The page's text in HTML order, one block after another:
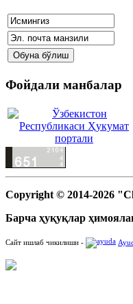
Фойдали манбалар
Copyright © 2014-2026
Барча ҳуқуқлар
Сайт ишлаб чикилиши -